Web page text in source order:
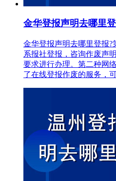
金华登报声明去哪里
金华登报声明去哪里登报
系报社登报，咨询作废声
要求进行办理。第二种网
了在线登报作废的服务，